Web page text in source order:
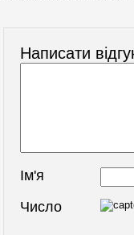
Написати
Ім'я
Число